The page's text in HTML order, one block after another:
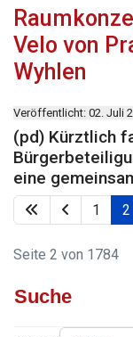
Velo von
Wyhlen
Veröffentlicht: 02. Juli
(pd) Kürztlich
eine
1 2
Seite 2 von 1784
Suche